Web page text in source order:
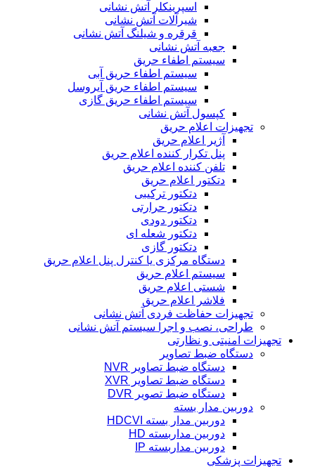
اسپرینکلر آتش نشانی
شیرآلات آتش نشانی
قرقره و شیلنگ آتش نشانی
جعبه آتش نشانی
سیستم اطفاء حریق
سیستم اطفاء حریق آبی
سیستم اطفاء حریق آیروسل
سیستم اطفاء حریق گازی
کپسول آتش نشانی
تجهیزات اعلام حریق
آژیر اعلام حریق
پنل تکرار کننده اعلام حریق
تلفن کننده اعلام حریق
دتکتور اعلام حریق
دتکتور ترکیبی
دتکتور حرارتی
دتکتور دودی
دتکتور شعله ای
دتکتور گازی
دستگاه مرکزی یا کنترل پنل اعلام حریق
سیستم اعلام حریق
شستی اعلام حریق
فلاشر اعلام حریق
تجهیزات حفاظت فردی آتش نشانی
طراحی، نصب و اجرا سیستم آتش نشانی
تجهیزات امنیتی و نظارتی
دستگاه ضبط تصاویر
دستگاه ضبط تصاویر NVR
دستگاه ضبط تصاویر XVR
دستگاه ضبط تصویر DVR
دوربین مدار بسته
دوربین مدار بسته HDCVI
دوربین مداربسته HD
دوربین مداربسته IP
تجهیزات پزشکی